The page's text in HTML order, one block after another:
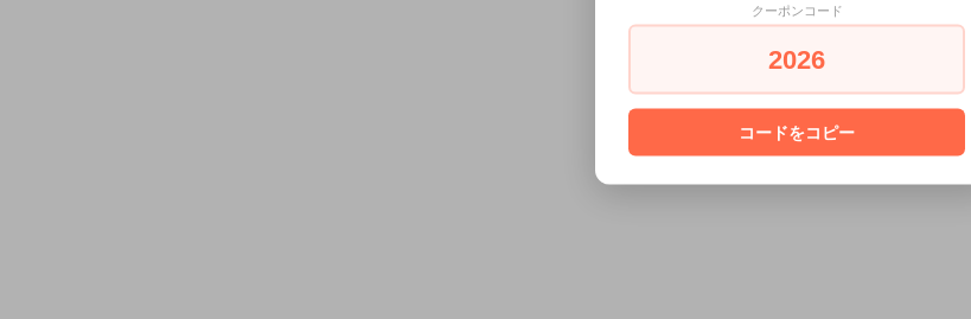
クーポンコード
2026
コードをコピー